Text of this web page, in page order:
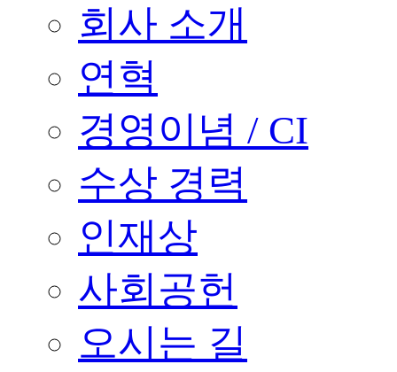
회사 소개
연혁
경영이념 / CI
수상 경력
인재상
사회공헌
오시는 길